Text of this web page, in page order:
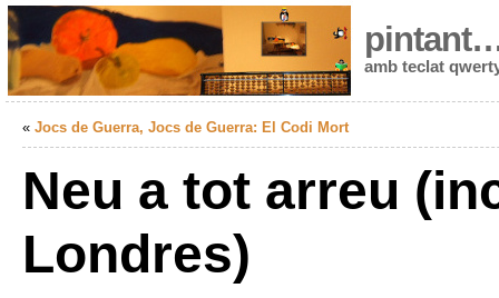
amb teclat
« Jocs de Guerra, Jocs de Guerra: El Codi Mort
Neu a tot arreu
Londres)